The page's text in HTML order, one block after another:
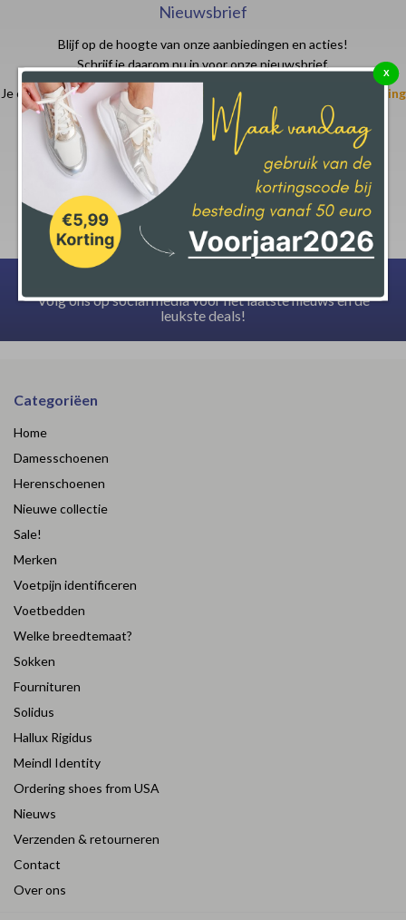
Nieuwsbrief
Blijf op de hoogte van onze aanbiedingen en acties!
Schrijf je daarom nu in voor onze nieuwsbrief.
Je ontvangt in je email- of spam box een code waarmee je
€ 10,- korting
krijgt op jouw aankoop.
Deze actie geld bij een minimale afname van € 50,-
Volg ons op social media voor het laatste nieuws en de
leukste deals!
Categoriëen
Home
Damesschoenen
Herenschoenen
Nieuwe collectie
Sale!
Merken
Voetpijn identificeren
Voetbedden
Welke breedtemaat?
Sokken
Fournituren
Solidus
Hallux Rigidus
Meindl Identity
Ordering shoes from USA
Nieuws
Verzenden & retourneren
Contact
Over ons
X